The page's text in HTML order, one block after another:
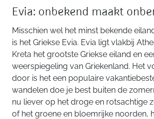
Evia: onbekend maakt
Misschien wel het minst bekende
is het Griekse Evia. Evia ligt vlakbij
Kreta het grootste Griekse eiland en
weerspiegeling van Griekenland. Het
door is het een populaire
wandelen doe je best buiten de
nu liever op het droge en rotsachtige
of het groene en bloemrijke noorden,